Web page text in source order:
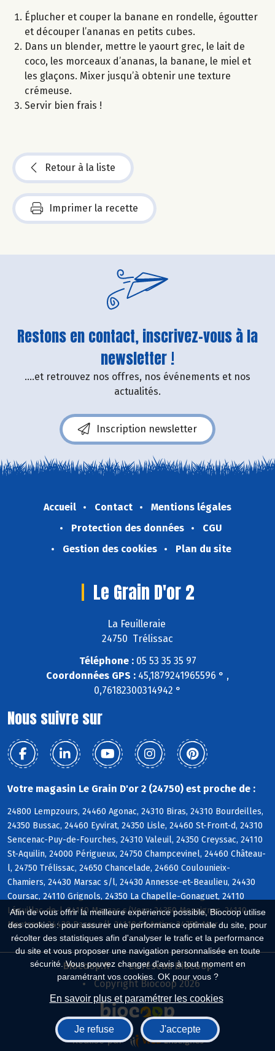
Afin de vous offrir la meilleure expérience possible, Biocoop utilise
des cookies : pour assurer une performance optimale du site, pour
récolter des statistiques afin d'analyser le trafic et la performance
du site et vous proposer une navigation personnalisée en toute
sécurité. Vous pouvez changer d'avis à tout moment en
paramétrant vos cookies. OK pour vous ?
En savoir plus et paramétrer les cookies
Je refuse J'accepte
Éplucher et couper la banane en rondelle, égoutter
et découper l’ananas en petits cubes.
Dans un blender, mettre le yaourt grec, le lait de
coco, les morceaux d’ananas, la banane, le miel et
les glaçons. Mixer jusqu’à obtenir une texture
crémeuse.
Servir bien frais !
Retour à la liste
Imprimer la recette
Restons en contact, inscrivez-vous à la
newsletter !
....et retrouvez nos offres, nos événements et nos
actualités.
Inscription newsletter
Accueil Contact
Mentions légales
Protection des données
CGU
Gestion des cookies
Plan du site
Le Grain D'or 2
La Feuilleraie
24750 Trélissac
Téléphone :05 53 35 35 97
Coordonnées GPS : 45,1879241965596 ° ,
0,76182300314942 °
Nous suivre sur
Votre magasin Le Grain D'or 2 (24750) est proche de :
24800 Lempzours, 24460 Agonac, 24310 Biras, 24310 Bourdeilles,
24350 Bussac, 24460 Eyvirat, 24350 Lisle, 24460 St-Front-d, 24310
Sencenac-Puy-de-Fourches, 24310 Valeuil, 24350 Creyssac, 24110
St-Aquilin, 24000 Périgueux, 24750 Champcevinel, 24460 Château-
l, 24750 Trélissac, 24650 Chancelade, 24660 Coulounieix-
Chamiers, 24430 Marsac s/l, 24430 Annesse-et-Beaulieu, 24430
Coursac, 24110 Grignols, 24350 La Chapelle-Gonaguet, 24110
Léguillac-de-l, 24110 Manzac s/Vern, 24350 Mensignac, 24110
Montrem, 24430 Razac s/l, 24110 St-Astier, 24750 Atur
Biocoop.fr
Le réseau Biocoop
Copyright Biocoop 2026
Réalisé par